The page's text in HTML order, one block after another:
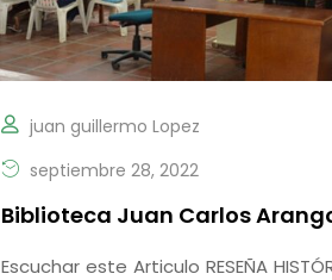
juan guillermo Lopez
septiembre 28, 2022
Biblioteca Juan Carlos
Escuchar este Articulo RESEÑA